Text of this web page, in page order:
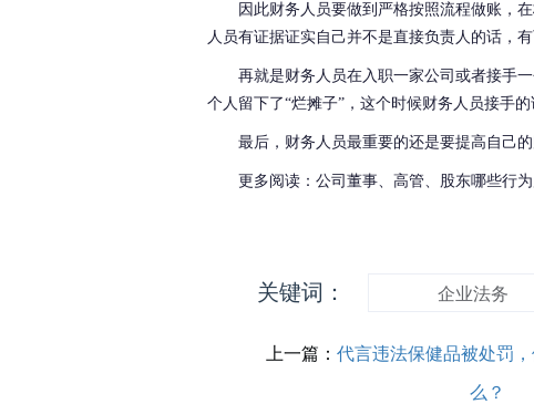
因此财务人员要做到严格按照流程做账，
人员有证据证实自己并不是直接负责人的话，
再就是财务人员在入职一家公司或者接手
个人留下了“烂摊子”，这个时候财务人员接手
最后，财务人员最重要的还是要提高自己
更多阅读：公司董事、高管、股东哪些行
关键词： 企业法务
上一篇：代言违法保健品被处罚
么？